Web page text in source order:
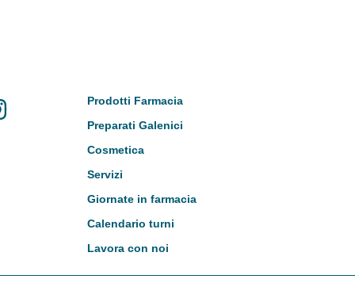
Prodotti Farmacia
Preparati Galenici
Cosmetica
Servizi
Giornate in farmacia
Calendario turni
Lavora con noi